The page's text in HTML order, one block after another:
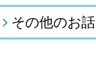
その他のお話